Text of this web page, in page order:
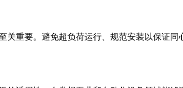
要。避免超负荷运行、规范安装以保证